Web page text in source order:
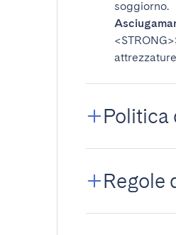
soggiorno.
Politica
Regole